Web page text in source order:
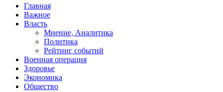
Главная
Важное
Власть
Мнение, Аналитика
Политика
Рейтинг событий
Военная операция
Здоровье
Экономика
Общество